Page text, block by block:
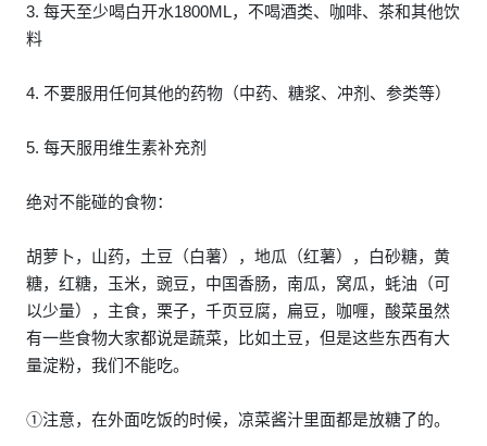
3. 每天至少喝白开水1800ML，不喝酒类、咖啡、茶和其他饮
料
4. 不要服用任何其他的药物（中药、糖浆、冲剂、参类等）
5. 每天服用维生素补充剂
绝对不能碰的食物：
胡萝卜，山药，土豆（白薯），地瓜（红薯），白砂糖，黄
糖，红糖，玉米，豌豆，中国香肠，南瓜，窝瓜，蚝油（可
以少量），主食，栗子，千页豆腐，扁豆，咖喱，酸菜虽然
有一些食物大家都说是蔬菜，比如土豆，但是这些东西有大
量淀粉，我们不能吃。
①注意，在外面吃饭的时候，凉菜酱汁里面都是放糖了的。